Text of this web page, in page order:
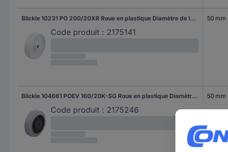
Blickle 10231 PO 200/20XR Roue en plastique Diamètre de la roue: 200 mm Capacité de charge (max.): 600 kg 1 pc(s)
Code produit : 2175141
50 mm
Blickle 104661 POEV 160/20K-SG Roue en plastique Diamètre de la roue: 160 mm Capacité de charge (max.): 400 kg 1 pc(s)
Code produit : 2175246
50 mm